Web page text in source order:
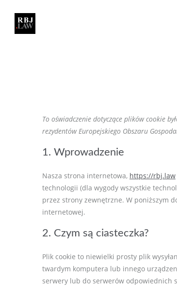
To oświadczenie dotyczące plików cookie
rezydentów Europejskiego Obszaru
1. Wprowadzenie
Nasza strona internetowa, https://rbj.law
technologii (dla wygody wszystkie
przez strony zewnętrzne. W poniższym
internetowej.
2. Czym są ciasteczka?
Plik cookie to niewielki prosty plik
twardym komputera lub innego
serwery lub do serwerów odpowiednich